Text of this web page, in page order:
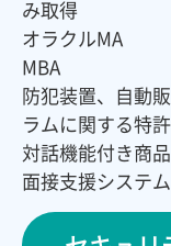
み取得
オラクルMA
MBA
防犯装置、自動
ラムに関する特許
対話機能付き商
面接支援システ